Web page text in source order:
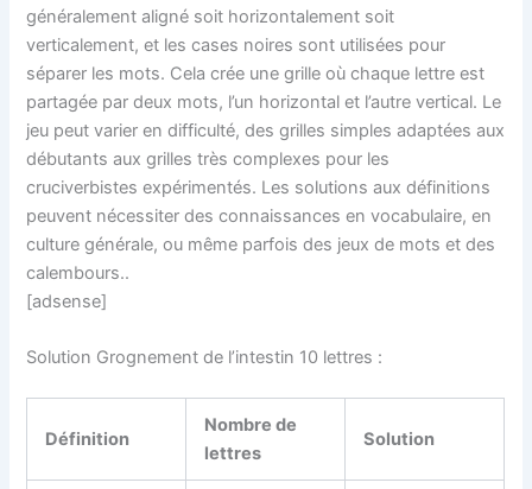
généralement aligné soit horizontalement soit
verticalement, et les cases noires sont utilisées pour
séparer les mots. Cela crée une grille où chaque lettre est
partagée par deux mots, l’un horizontal et l’autre vertical. Le
jeu peut varier en difficulté, des grilles simples adaptées aux
débutants aux grilles très complexes pour les
cruciverbistes expérimentés. Les solutions aux définitions
peuvent nécessiter des connaissances en vocabulaire, en
culture générale, ou même parfois des jeux de mots et des
calembours..
[adsense]
Solution Grognement de l’intestin 10 lettres :
Définition
Nombre de
lettres
Solution